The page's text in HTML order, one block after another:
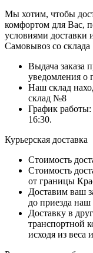
Мы хотим, чтобы
комфортом для Вас,
условиями доставки
Самовывоз со склада
Выдача заказа
уведомления о
Наш склад
склад №8
График работы:
16:30.
Курьерская доставка
Стоимость
Стоимость
от границы
Доставим ваш
до приезда наш
Доставку в
транспортной
исходя из веса